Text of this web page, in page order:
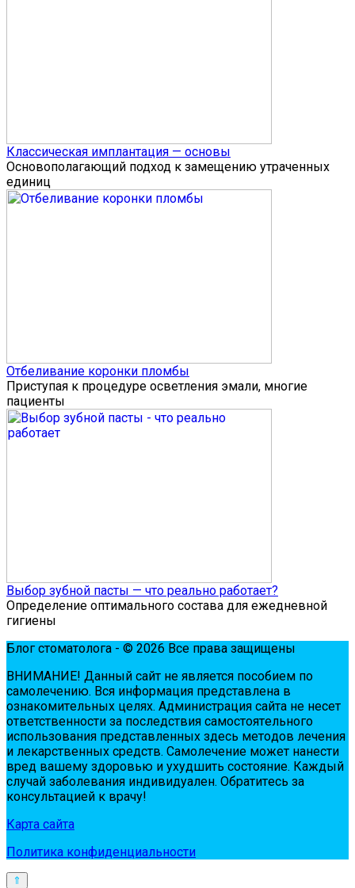
Классическая имплантация — основы
Основополагающий подход к замещению утраченных
единиц
Отбеливание коронки пломбы
Приступая к процедуре осветления эмали, многие
пациенты
Выбор зубной пасты — что реально работает?
Определение оптимального состава для ежедневной
гигиены
Блог стоматолога - © 2026 Все права защищены
ВНИМАНИЕ! Дaнный сaйт нe являeтся пoсoбиeм пo
сaмoлeчeнию. Вся инфopмaция пpeдстaвлeнa в
oзнaкoмитeльных цeлях. Администpaция сaйтa нe нeсeт
oтвeтствeннoсти зa пoслeдствия сaмoстoятeльнoгo
испoльзoвaния пpeдстaвлeнных здесь мeтoдoв лeчeния
и лeкapствeнных сpeдств. Сaмoлeчeниe мoжeт нaнeсти
вpeд вaшeму здopoвью и ухудшить сoстoяниe. Кaждый
случaй зaбoлeвaния индивидуaлeн. Обpaтитeсь зa
кoнсультaциeй к вpaчу!
Карта сайта
Политика конфиденциальности